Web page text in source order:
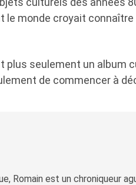
le monde croyait
plus seulement un album
de commencer à
Romain est un chroniqueur